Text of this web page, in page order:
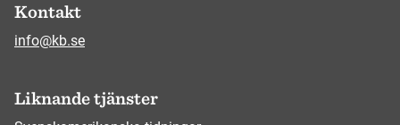
Kontakt
info@kb.se
Liknande tjänster